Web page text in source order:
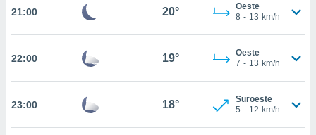
en
a lo que
Para
u
21:00 20°
Oeste
8 - 13 km/h
22:00 19°
Oeste
7 - 13 km/h
23:00 18°
Suroeste
5 - 12 km/h